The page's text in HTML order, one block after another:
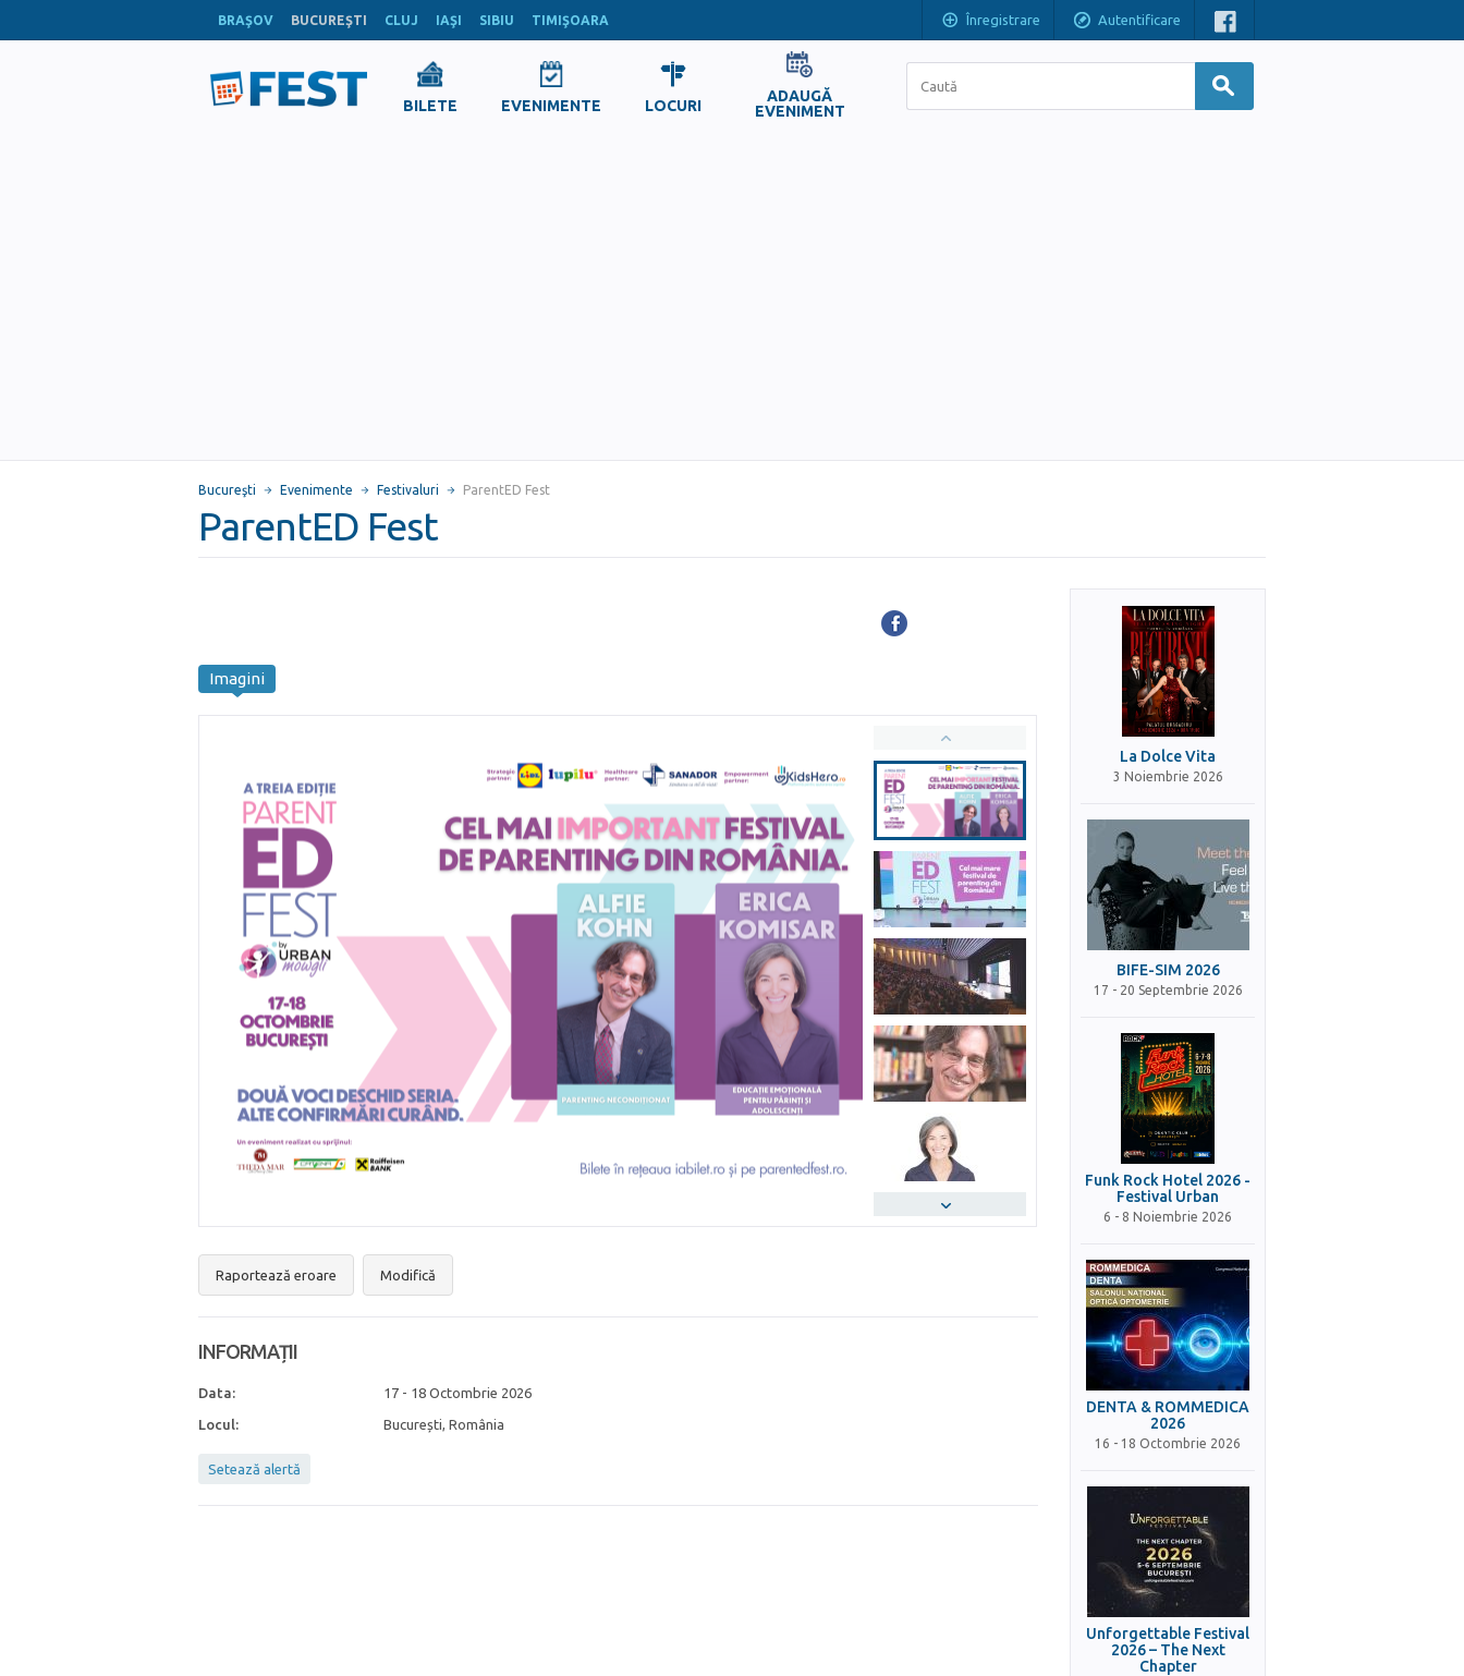
BRAŞOV BUCUREŞTI CLUJ IAŞI SIBIU TIMIŞOARA Înregistrare Autentificare
BILETE EVENIMENTE LOCURI
ADAUGĂ
EVENIMENT
Bucureşti Evenimente Festivaluri ParentED Fest
ParentED Fest
Imagini
Raportează eroare Modifică
INFORMAȚII
Data: 17 - 18 Octombrie 2026
Locul: București, România
Setează alertă
La Dolce Vita
3 Noiembrie 2026
BIFE-SIM 2026
17 - 20 Septembrie 2026
Funk Rock Hotel 2026 -
Festival Urban
6 - 8 Noiembrie 2026
DENTA & ROMMEDICA
2026
16 - 18 Octombrie 2026
Unforgettable Festival
2026 – The Next
Chapter